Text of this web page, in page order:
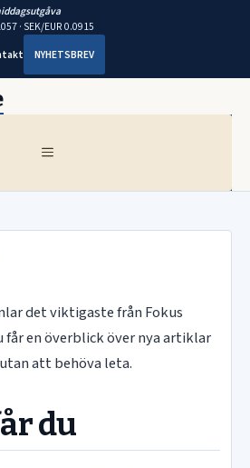
· SEK/EUR 0.0915
NYHETSBREV
MENY
det viktigaste från Fokus
får en överblick över nya artiklar
att behöva leta.
du